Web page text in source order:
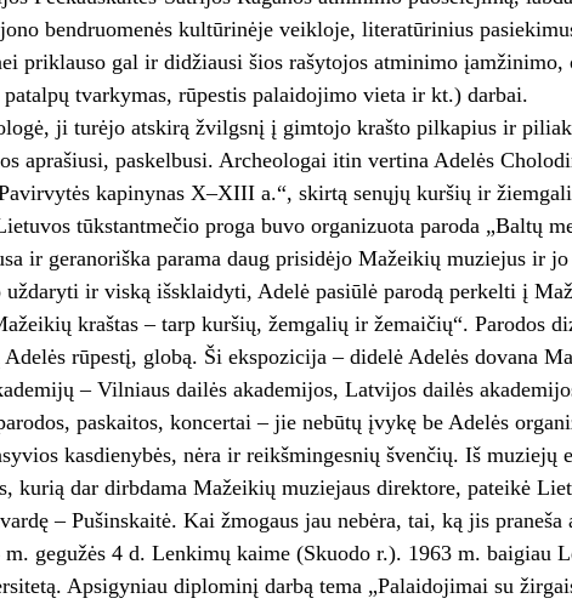
bendruomenės kultūrinėje veikloje, literatūrinius
priklauso gal ir didžiausi šios rašytojos atminimo
tvarkymas, rūpestis palaidojimo vieta ir kt.) darbai.
ji turėjo atskirą žvilgsnį į gimtojo krašto pilkapius ir
aprašiusi, paskelbusi. Archeologai itin vertina Adelės
kapinynas X–XIII a.“, skirtą senųjų kuršių ir
tūkstantmečio proga buvo organizuota paroda „Baltų
ir geranoriška parama daug prisidėjo Mažeikių muziejus ir
uždaryti ir viską išsklaidyti, Adelė pasiūlė parodą perkelti į
kraštas – tarp kuršių, žemgalių ir žemaičių“. Parodos
rūpestį, globą. Ši ekspozicija – didelė Adelės dovana
– Vilniaus dailės akademijos, Latvijos dailės
paskaitos, koncertai – jie nebūtų įvykę be Adelės
kasdienybės, nėra ir reikšmingesnių švenčių. Iš
kurią dar dirbdama Mažeikių muziejaus direktore, pateikė
– Pušinskaitė. Kai žmogaus jau nebėra, tai, ką jis praneša
m. gegužės 4 d. Lenkimų kaime (Skuodo r.). 1963 m.
Apsigyniau diplominį darbą tema „Palaidojimai su